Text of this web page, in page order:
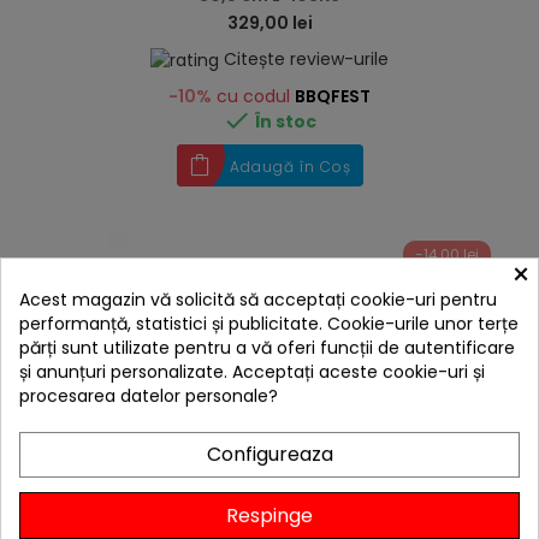
329,00 lei
Citește review-urile
-10% cu codul BBQFEST
 În stoc
Adaugă în Coș
-14,00 lei ×
Acest magazin vă solicită să acceptați cookie-uri pentru
performanță, statistici și publicitate. Cookie-urile unor terțe
părți sunt utilizate pentru a vă oferi funcții de autentificare
și anunțuri personalizate. Acceptați aceste cookie-uri și
procesarea datelor personale?
Configureaza
Respinge